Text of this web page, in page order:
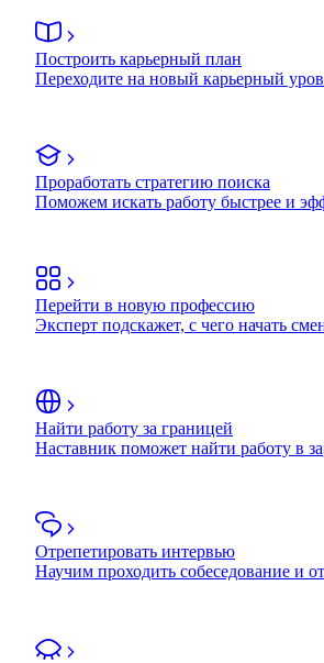
Построить карьерный план
Переходите на новый карьерный
Проработать стратегию поиска
Поможем искать работу быстрее и
Перейти в новую профессию
Эксперт подскажет, с чего начать
Найти работу за границей
Наставник поможет найти работу в
Отрепетировать интервью
Научим проходить собеседование и